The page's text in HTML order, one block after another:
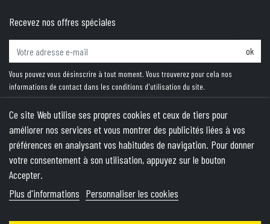
Recevez nos offres spéciales
ok
Vous pouvez vous désinscrire à tout moment. Vous trouverez pour cela nos
informations de contact dans les conditions d'utilisation du site.
PRODUITS
NOTRE SOCIÉTÉ
VOTRE COMPTE
Ce site Web utilise ses propres cookies et ceux de tiers pour
améliorer nos services et vous montrer des publicités liées à vos
préférences en analysant vos habitudes de navigation. Pour donner
votre consentement à son utilisation, appuyez sur le bouton
Accepter.
Plus d'informations Personnaliser les cookies